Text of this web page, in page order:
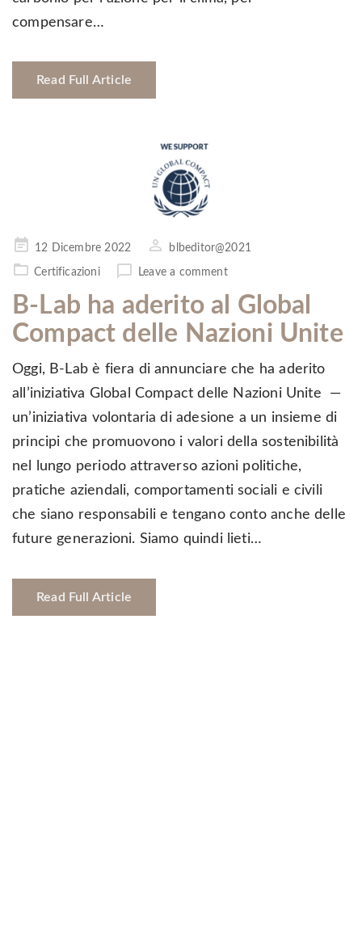
compensare…
Read Full Article
Pubblicato
il
12 Dicembre 2022 blbeditor@2021
Certificazioni Leave a comment
B-Lab ha aderito al Global
Compact delle Nazioni Unite
Oggi, B-Lab è fiera di annunciare che ha aderito
all’iniziativa Global Compact delle Nazioni Unite —
un’iniziativa volontaria di adesione a un insieme di
principi che promuovono i valori della sostenibilità
nel lungo periodo attraverso azioni politiche,
pratiche aziendali, comportamenti sociali e civili
che siano responsabili e tengano conto anche delle
future generazioni. Siamo quindi lieti…
Read Full Article